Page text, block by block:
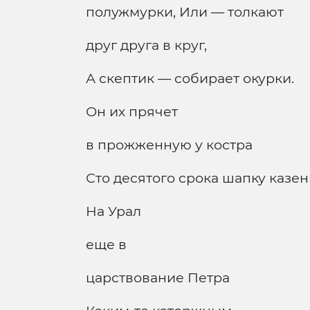
полужмурки, Или — толкают
друг друга в круг,
А скептик — собирает окурки.
Он их прячет
в прожженную у костра
Сто десятого срока шапку
На Урал
еще в
царствование Петра